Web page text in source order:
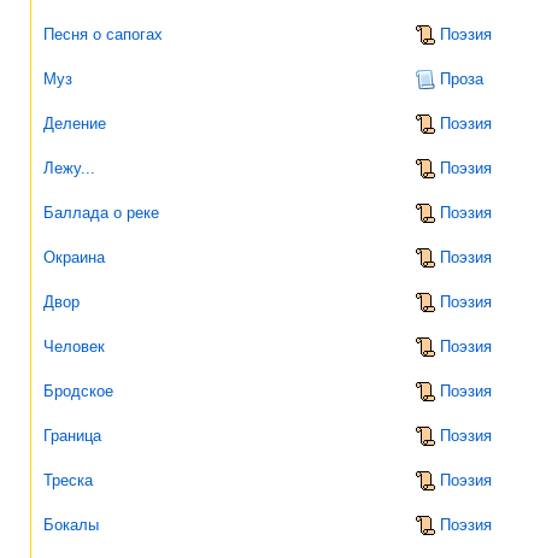
Песня о сапогах Поэзия
Муз Проза
Деление Поэзия
Лежу... Поэзия
Баллада о реке Поэзия
Окраина Поэзия
Двор Поэзия
Человек Поэзия
Бродское Поэзия
Граница Поэзия
Треска Поэзия
Бокалы Поэзия